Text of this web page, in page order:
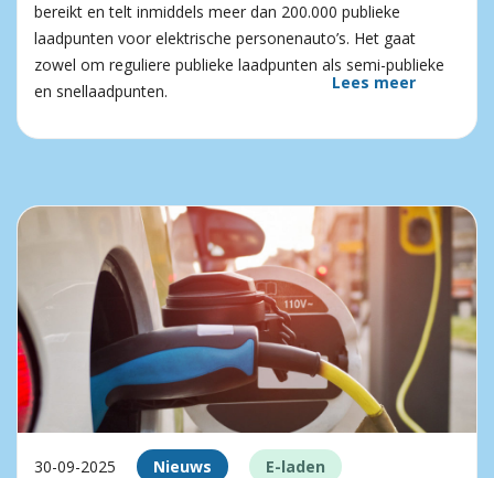
bereikt en telt inmiddels meer dan 200.000 publieke
laadpunten voor elektrische personenauto’s. Het gaat
zowel om reguliere publieke laadpunten als semi-publieke
en snellaadpunten.
Lees meer
30-09-2025 Nieuws E-laden